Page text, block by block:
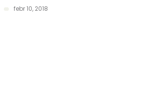
febr 10, 2018